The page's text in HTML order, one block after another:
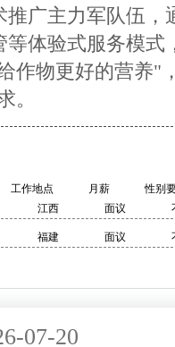
推广主力军队伍，
等体验式服务模式
作物更好的营养"
。
工作地点 月薪
性别
江西 面议
福建 面议
07-20